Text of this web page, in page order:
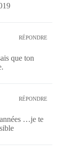
RÉPONDRE
que ton
RÉPONDRE
…je te